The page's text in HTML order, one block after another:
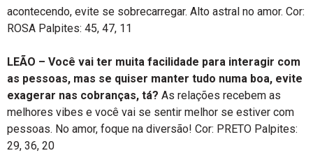
acontecendo, evite se sobrecarregar. Alto astral no amor. Cor:
ROSA Palpites: 45, 47, 11
LEÃO – Você vai ter muita facilidade para interagir com
as pessoas, mas se quiser manter tudo numa boa, evite
exagerar nas cobranças, tá? As relações recebem as
melhores vibes e você vai se sentir melhor se estiver com
pessoas. No amor, foque na diversão! Cor: PRETO Palpites:
29, 36, 20